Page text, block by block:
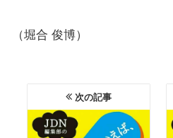
（堀合 俊博）
次の記事